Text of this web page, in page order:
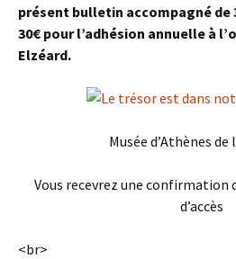
présent bulletin accompagné de
30€ pour l’adhésion annuelle à
Elzéard.
Musée d’Athènes de
Vous recevrez une confirmation
d’accès
<br>